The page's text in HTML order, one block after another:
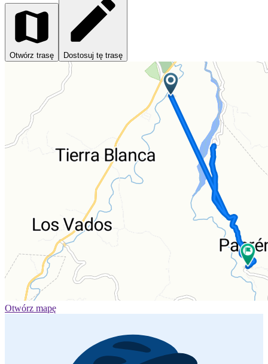
Otwórz trasę Dostosuj tę trasę
Otwórz mapę